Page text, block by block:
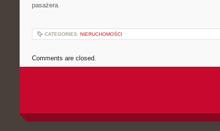
pasażera.
CATEGORIES: NIERUCHOMOŚCI
Comments are closed.